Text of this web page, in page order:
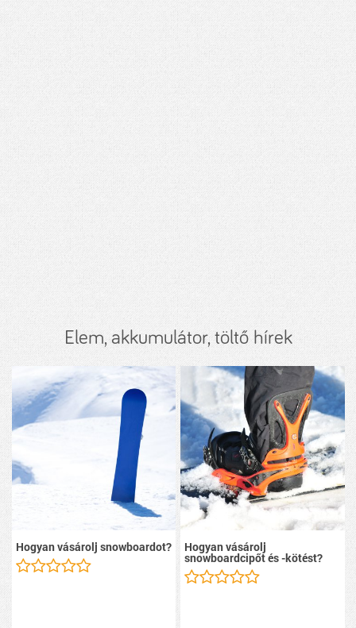
Elem, akkumulátor, töltő hírek
Hogyan vásárolj snowboardot? Hogyan vásárolj
snowboardcipőt és -kötést?